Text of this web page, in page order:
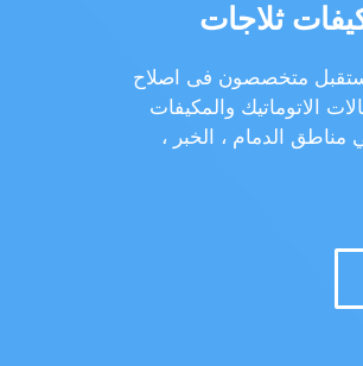
ثلاجات
متخصصون فى اصلاح
الاتوماتيك والمكيفات
مناطق الدمام ، الخبر ،